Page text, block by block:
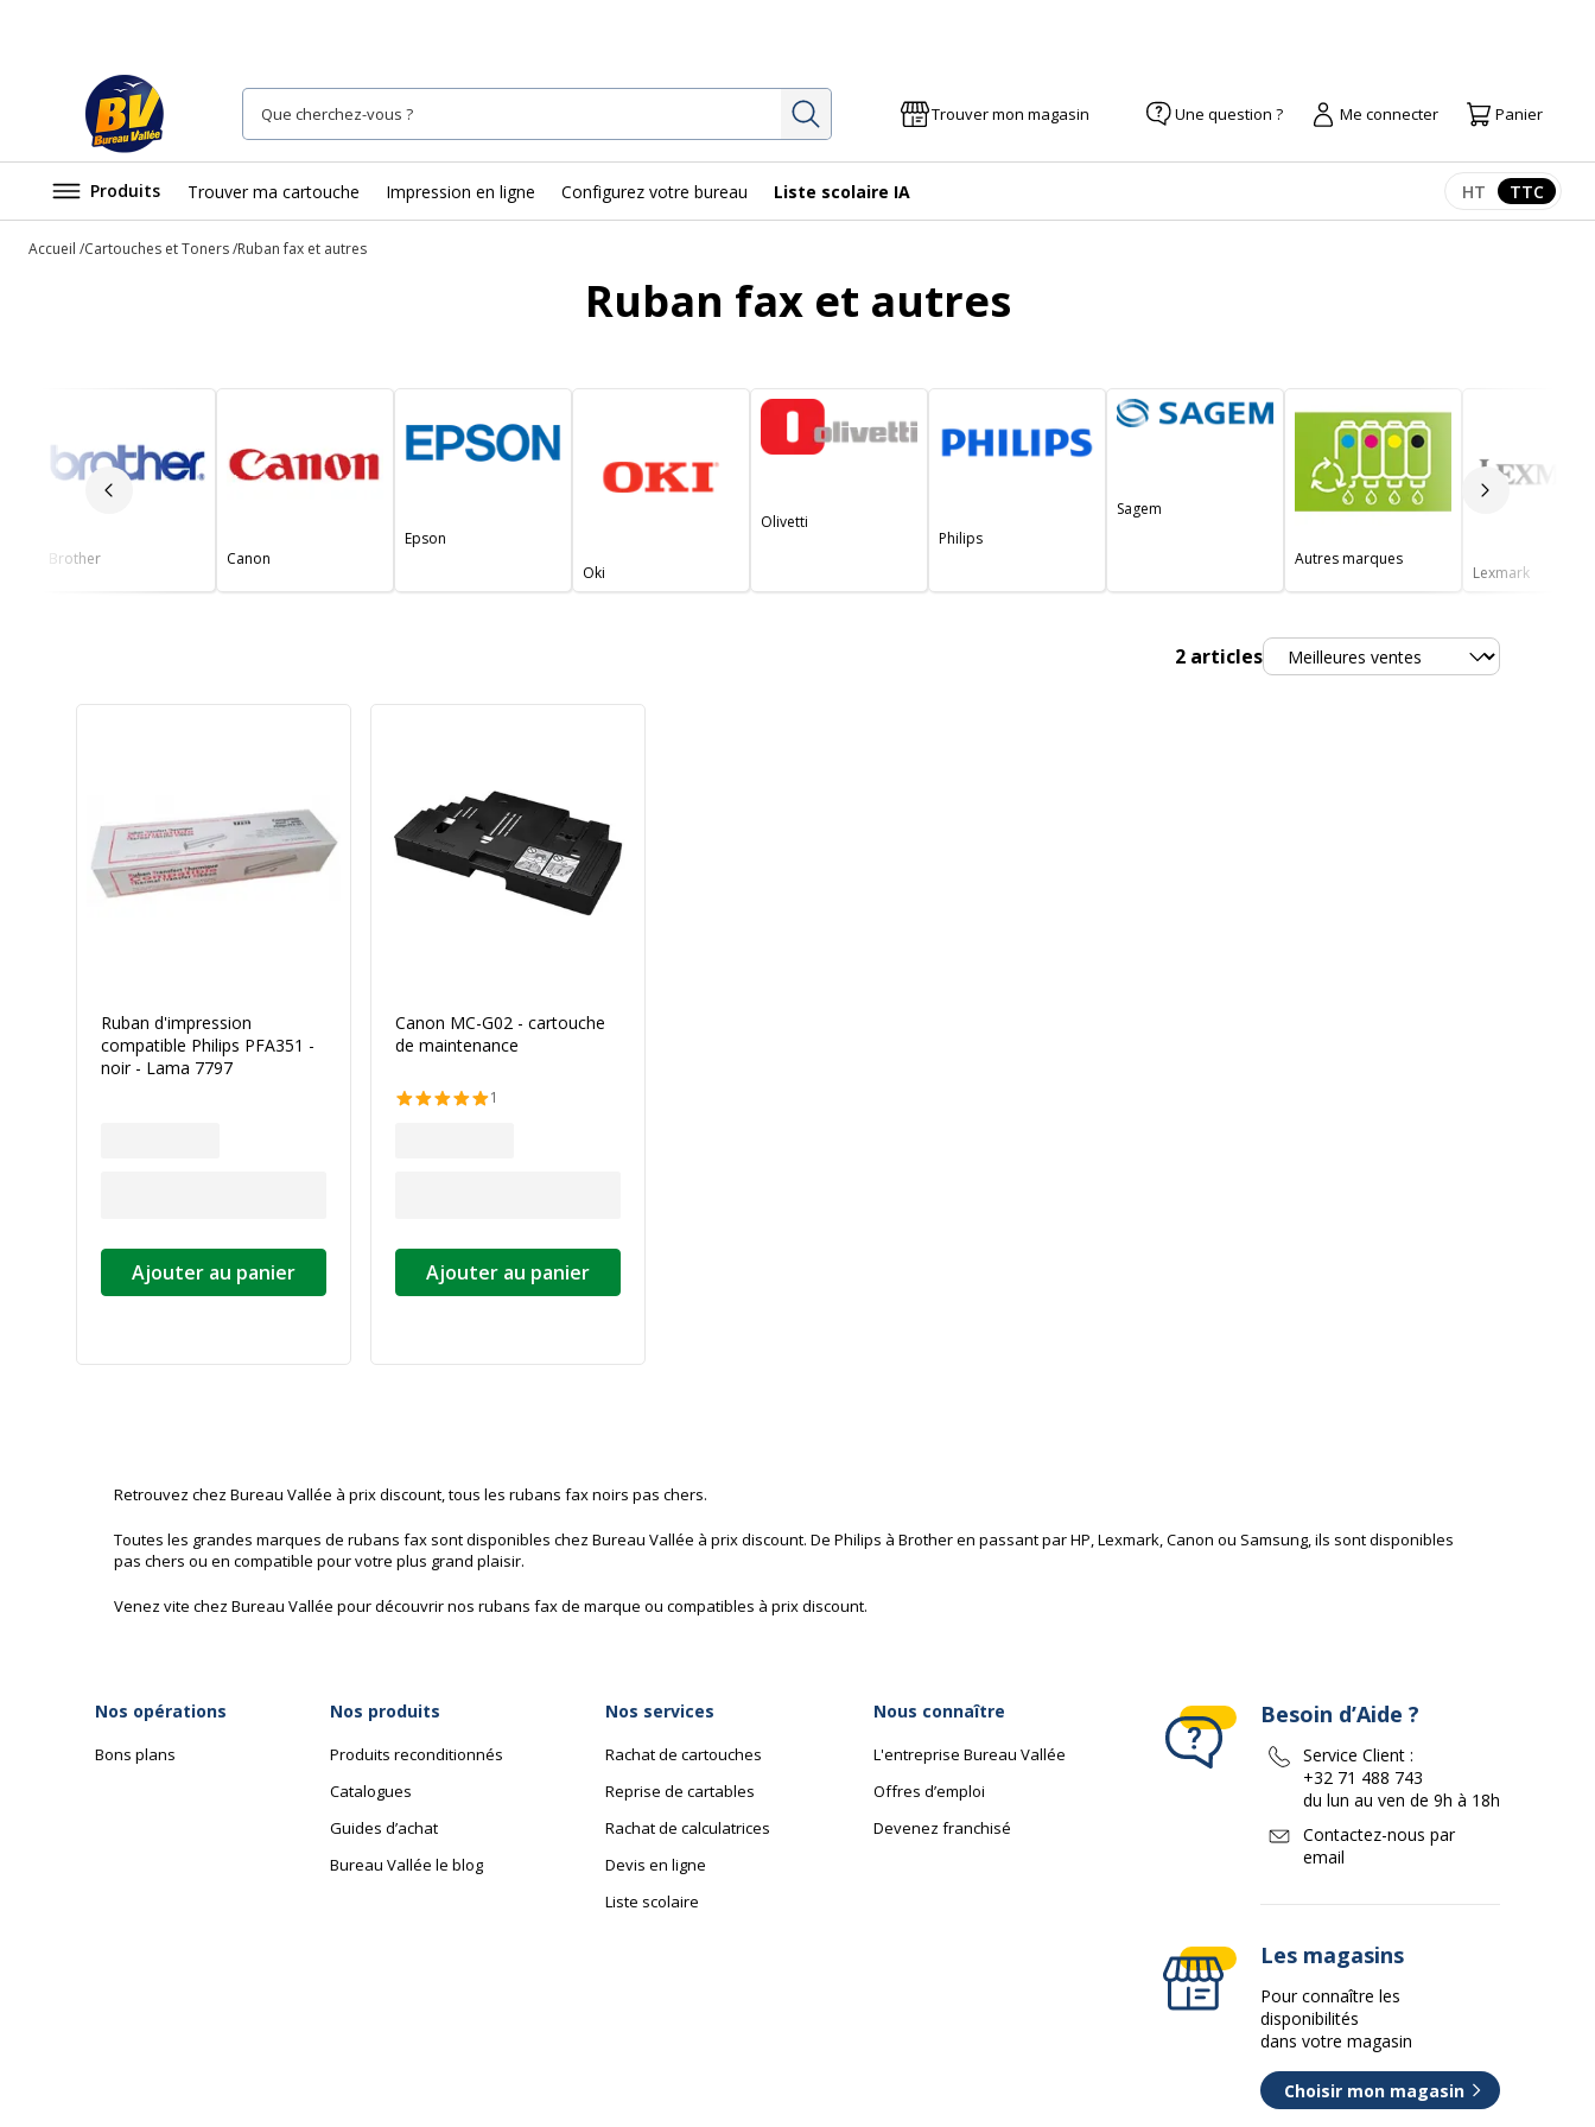
Rechercher Trouver mon magasin Une question ? Me connecter Panier
Produits Trouver ma cartouche Impression en ligne Configurez votre bureau Liste scolaire IA Afficher les
HT TTC
Accueil Cartouches et Toners Ruban fax et autres
Ruban fax et autres
Slide précédent Slide
Brother Canon
Epson
Oki
Olivetti
Philips
Sagem
Autres marques
Lexmark
2 articlesTrier
Ruban d'impression
compatible Philips PFA351 -
noir - Lama 7797
Ajouter au panier
Canon MC-G02 - cartouche
de maintenance
1
Ajouter au panier
Retrouvez chez Bureau Vallée à prix discount, tous les rubans fax noirs pas chers.
Toutes les grandes marques de rubans fax sont disponibles chez Bureau Vallée à prix discount. De Philips à Brother en passant par HP, Lexmark, Canon ou Samsung, ils sont disponibles
pas chers ou en compatible pour votre plus grand plaisir.
Venez vite chez Bureau Vallée pour découvrir nos rubans fax de marque ou compatibles à prix discount.
Nos opérations
Bons plans
Nos produits
Produits reconditionnés
Catalogues
Guides d’achat
Bureau Vallée le blog
Nos services
Rachat de cartouches
Reprise de cartables
Rachat de calculatrices
Devis en ligne
Liste scolaire
Nous connaître
L'entreprise Bureau Vallée
Offres d’emploi
Devenez franchisé
Besoin d’Aide ?
Service Client :
+32 71 488 743
du lun au ven de 9h à 18h
Contactez-nous par
email
Les magasins
Pour connaître les
disponibilités
dans votre magasin
Choisir mon magasin